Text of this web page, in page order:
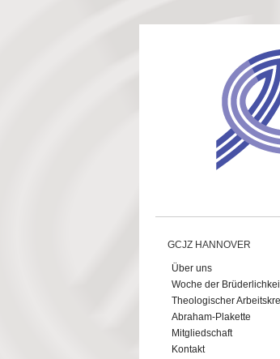
GCJZ HANNOVER
Über uns
Woche der
Theologischer
Abraham-Plakette
Mitgliedschaft
Kontakt